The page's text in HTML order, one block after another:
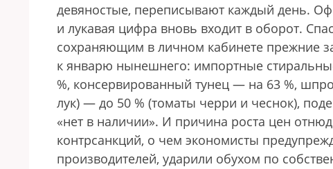
девяностые, переписывают каждый день.
и лукавая цифра вновь входит в оборот.
сохраняющим в личном кабинете прежние
к январю нынешнего: импортные
%, консервированный тунец — на 63 %,
лук) — до 50 % (томаты черри и чеснок),
«нет в наличии». И причина роста цен
контрсанкций, о чем экономисты
производителей, ударили обухом по